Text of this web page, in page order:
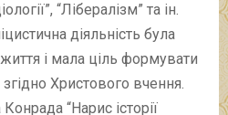
“Лібералізм” та ін.
діяльність була
і мала ціль формувати
Христового вчення.
“Нарис історії